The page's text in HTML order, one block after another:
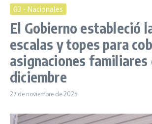
03 - Nacionales
El Gobierno estableció
escalas y topes para
asignaciones familiares
diciembre
27 de noviembre de 2025